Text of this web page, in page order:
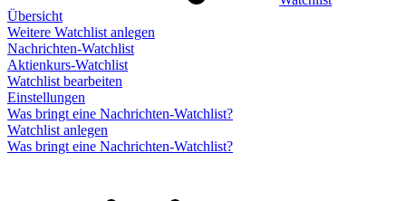
Übersicht
Weitere Watchlist anlegen
Nachrichten-Watchlist
Aktienkurs-Watchlist
Watchlist bearbeiten
Einstellungen
Was bringt eine Nachrichten-Watchlist?
Watchlist anlegen
Was bringt eine Nachrichten-Watchlist?